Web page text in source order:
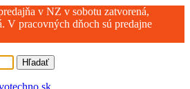
v NZ v sobotu zatvorená,
V pracovných dňoch sú predajne
Hľadať